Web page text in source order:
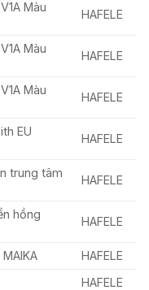
Màu
HAFELE
Màu
HAFELE
Màu
HAFELE
EU
HAFELE
trung tâm
HAFELE
hồng
HAFELE
HAFELE
HAFELE